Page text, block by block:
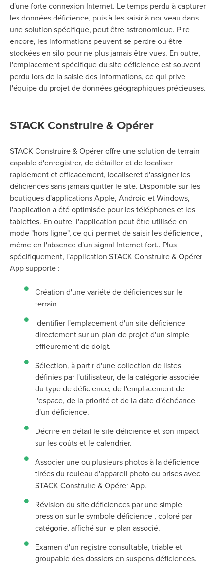
d'une forte connexion Internet. Le temps perdu à capturer
les données déficience, puis à les saisir à nouveau dans
une solution spécifique, peut être astronomique. Pire
encore, les informations peuvent se perdre ou être
stockées en silo pour ne plus jamais être vues. En outre,
l'emplacement spécifique du site déficience est souvent
perdu lors de la saisie des informations, ce qui prive
l'équipe du projet de données géographiques précieuses.
STACK Construire & Opérer
STACK Construire & Opérer offre une solution de terrain
capable d'enregistrer, de détailler et de localiser
rapidement et efficacement, localiseret d'assigner les
déficiences sans jamais quitter le site. Disponible sur les
boutiques d'applications Apple, Android et Windows,
l'application a été optimisée pour les téléphones et les
tablettes. En outre, l'application peut être utilisée en
mode "hors ligne", ce qui permet de saisir les déficience ,
même en l'absence d'un signal Internet fort.. Plus
spécifiquement, l'application STACK Construire & Opérer
App supporte :
Création d'une variété de déficiences sur le
terrain.
Identifier l'emplacement d'un site déficience
directement sur un plan de projet d'un simple
effleurement de doigt.
Sélection, à partir d'une collection de listes
définies par l'utilisateur, de la catégorie associée,
du type de déficience, de l'emplacement de
l'espace, de la priorité et de la date d'échéance
d'un déficience.
Décrire en détail le site déficience et son impact
sur les coûts et le calendrier.
Associer une ou plusieurs photos à la déficience,
tirées du rouleau d'appareil photo ou prises avec
STACK Construire & Opérer App.
Révision du site déficiences par une simple
pression sur le symbole déficience , coloré par
catégorie, affiché sur le plan associé.
Examen d'un registre consultable, triable et
groupable des dossiers en suspens déficiences.